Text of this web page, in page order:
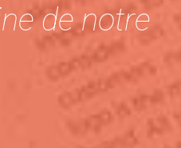
de notre